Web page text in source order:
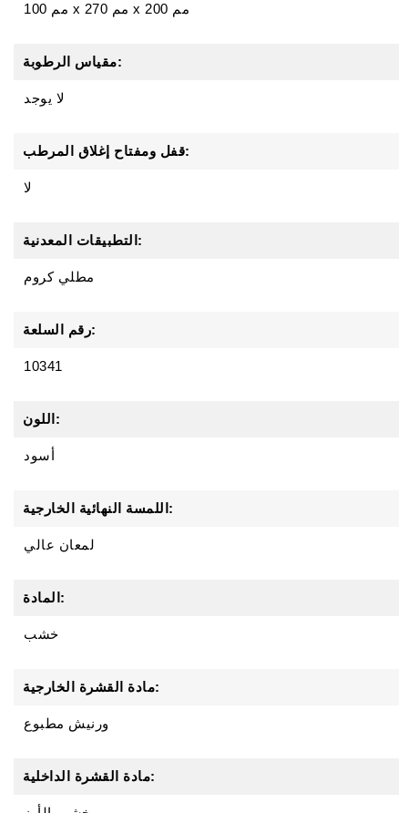
100 مم x 270 مم x 200 مم
مقياس الرطوبة:
لا يوجد
قفل ومفتاح إغلاق المرطب:
لا
التطبيقات المعدنية:
مطلي كروم
رقم السلعة:
10341
اللون:
أسود
اللمسة النهائية الخارجية:
لمعان عالي
المادة:
خشب
مادة القشرة الخارجية:
ورنيش مطبوع
مادة القشرة الداخلية: